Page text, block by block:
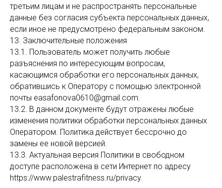
третьим лицам и не распространять персональные
данные без согласия субъекта персональных данных,
если иное не предусмотрено федеральным законом.
13. Заключительные положения
13.1. Пользователь может получить любые
разъяснения по интересующим вопросам,
касающимся обработки его персональных данных,
обратившись к Оператору с помощью электронной
почты easafonova0610@gmail.com.
13.2. В данном документе будут отражены любые
изменения политики обработки персональных данных
Оператором. Политика действует бессрочно до
замены ее новой версией.
13.3. Актуальная версия Политики в свободном
доступе расположена в сети Интернет по адресу
https://www.palestrafitness.ru/privacy.